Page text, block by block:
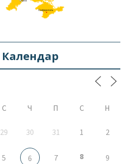
Календар
С Ч П С Н
29 30 31 1 2
5 6 7 8 9